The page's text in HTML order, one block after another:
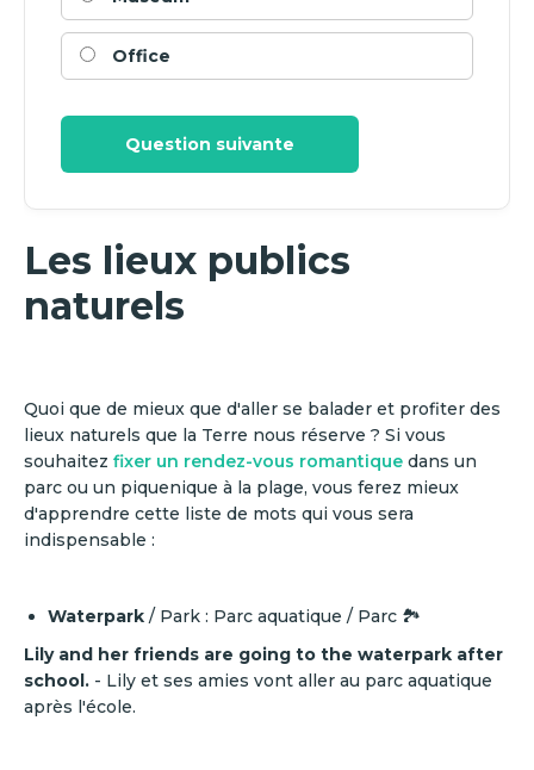
Office
Question suivante
Les lieux publics
naturels
Quoi que de mieux que d'aller se balader et profiter des
lieux naturels que la Terre nous réserve ? Si vous
souhaitez fixer un rendez-vous romantique dans un
parc ou un piquenique à la plage, vous ferez mieux
d'apprendre cette liste de mots qui vous sera
indispensable :
Waterpark / Park : Parc aquatique / Parc 🏞️
Lily and her friends are going to the waterpark after
school. - Lily et ses amies vont aller au parc aquatique
après l'école.